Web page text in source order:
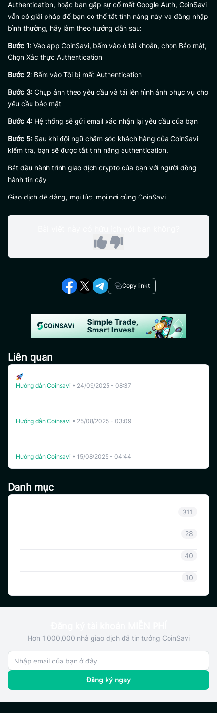
Danh mục
311
28
40
10
Authentication, hoặc bạn gặp sự cố mất Google Auth, CoinSavi
vẫn có giải pháp để bạn có thể tắt tính năng này và đăng nhập
bình thường, hãy làm theo hướng dẫn sau:
Bước 1: Vào app CoinSavi, bấm vào ô tài khoản, chọn Bảo mật,
Chọn Xác thực Authentication
Bước 2: Bấm vào Tôi bị mất Authentication
Bước 3: Chụp ảnh theo yêu cầu và tải lên hình ảnh phục vụ cho
yêu cầu bảo mật
Bước 4: Hệ thống sẽ gửi email xác nhận lại yêu cầu của bạn
Bước 5: Sau khi đội ngũ chăm sóc khách hàng của CoinSavi
kiểm tra, bạn sẽ được tắt tính năng authentication.
Bắt đầu hành trình giao dịch crypto của bạn với người đồng
hành tin cậy
Giao dịch dễ dàng, mọi lúc, mọi nơi cùng CoinSavi
Copy linkt
Liên quan
Hướng dẫn Coinsavi • 24/09/2025 - 08:37
Hướng dẫn Coinsavi • 25/08/2025 - 03:09
Hướng dẫn Coinsavi • 15/08/2025 - 04:44
Hơn 1,000,000 nhà giao dịch đã tin tưởng CoinSavi
Đăng ký ngay